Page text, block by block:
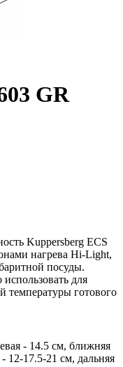
GR
Kuppersberg ECS
нагрева Hi-Light,
посуды.
для
температуры готового
- 14.5 см, ближняя
12-17.5-21 см, дальняя